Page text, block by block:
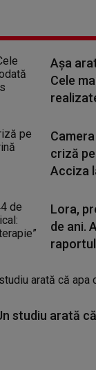
Așa
Cele
criză
Acciza
Lora,
de ani.
studiu arată